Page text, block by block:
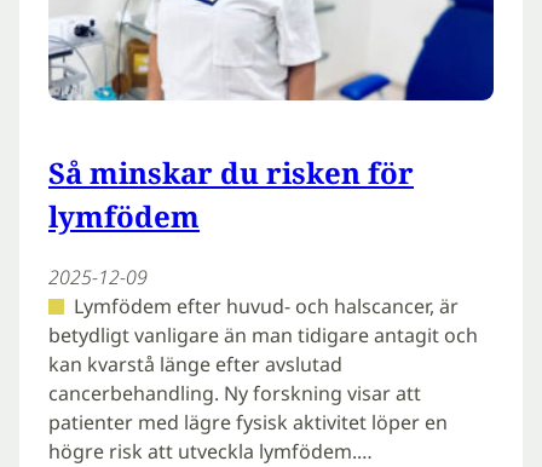
Så minskar du risken för
lymfödem
2025-12-09
Lymfödem efter huvud- och halscancer, är
betydligt vanligare än man tidigare antagit och
kan kvarstå länge efter avslutad
cancerbehandling. Ny forskning visar att
patienter med lägre fysisk aktivitet löper en
högre risk att utveckla lymfödem.…